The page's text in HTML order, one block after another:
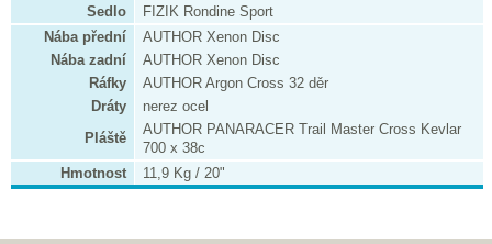
Sedlo
FIZIK Rondine Sport
Nába přední
AUTHOR Xenon Disc
Nába zadní
AUTHOR Xenon Disc
Ráfky
AUTHOR Argon Cross 32 děr
Dráty
nerez ocel
Pláště
AUTHOR PANARACER Trail Master Cross Kevlar
700 x 38c
Hmotnost
11,9 Kg / 20"